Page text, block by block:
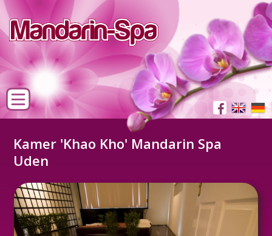
Kamer 'Khao Kho' Mandarin Spa
Uden